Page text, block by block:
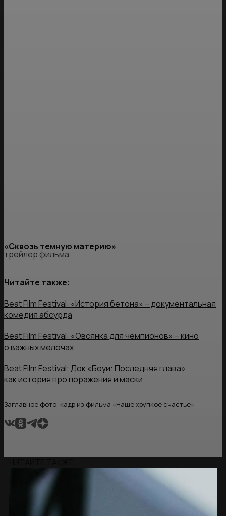
«Сквозь темную материю»
трейлер фильма
Читайте также:
Beat Film Festival: «История бетона» – документальная
комедия абсурда
Beat Film Festival: «Овсянка для чемпионов» – кино
о важных мелочах
Beat Film Festival: Док «Боуи: Последняя глава»
как история про поражения и маски
Заглавное фото: кадр из фильма «Наше хрупкое счастье»